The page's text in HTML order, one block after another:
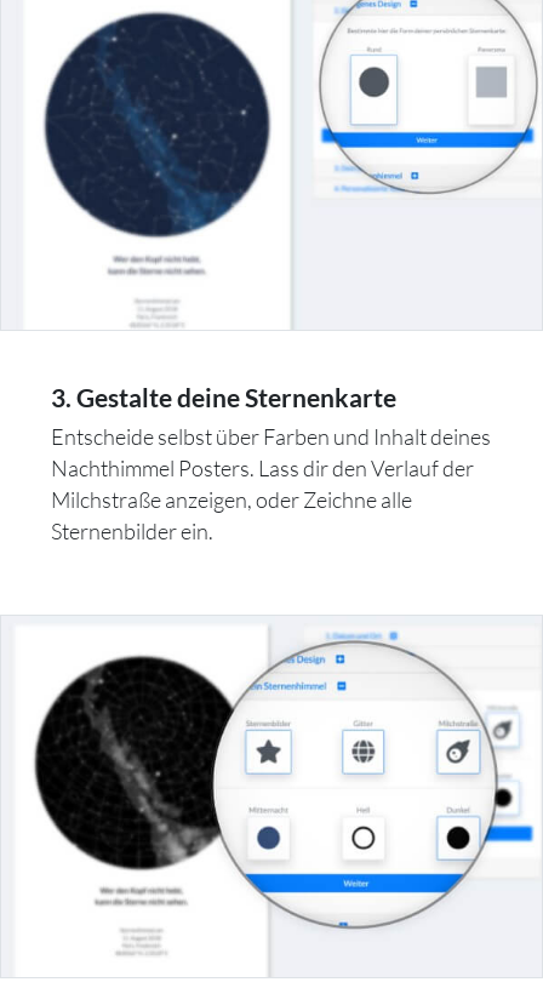
3. Gestalte deine Sternenkarte
Entscheide selbst über Farben und Inhalt deines
Nachthimmel Posters. Lass dir den Verlauf der
Milchstraße anzeigen, oder Zeichne alle
Sternenbilder ein.